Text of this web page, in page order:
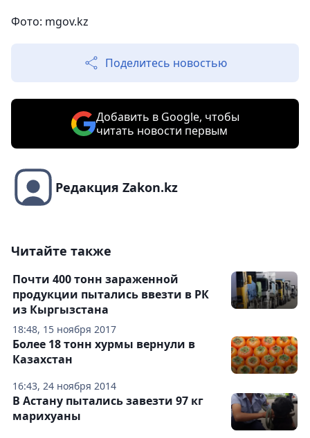
Фото: mgov.kz
Поделитесь новостью
Добавить в Google, чтобы
читать новости первым
Редакция Zakon.kz
Читайте также
18:48, 15 ноября 2017
Почти 400 тонн зараженной
продукции пытались ввезти в РК
из Кыргызстана
16:43, 24 ноября 2014
Более 18 тонн хурмы вернули в
Казахстан
В Астану пытались завезти 97 кг
марихуаны